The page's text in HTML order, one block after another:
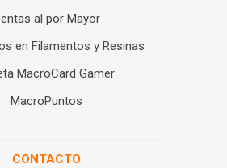
al por Mayor
en Filamentos y Resinas
MacroCard Gamer
MacroPuntos
CONTACTO